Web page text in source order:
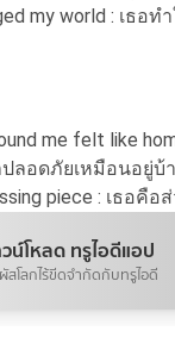
my world : เธอ
me felt like
ลอดภัยเหมือนอยู่บ้
piece : เธอคื
give me this
แบบนี้ได้
น์โหลด ทรูไอดีแอป
สโลกไร้ขีดจำกัดกับทรูไอดี